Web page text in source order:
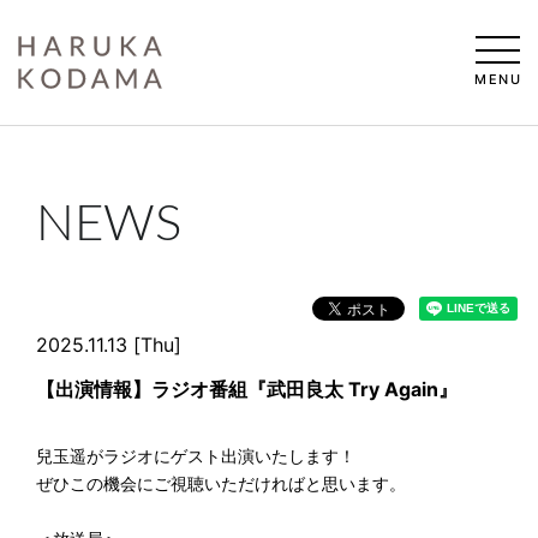
MENU
NEWS
2025.11.13 [Thu]
【出演情報】ラジオ番組『武田良太 Try Again』
兒玉遥がラジオにゲスト出演いたします！
ぜひこの機会にご視聴いただければと思います。